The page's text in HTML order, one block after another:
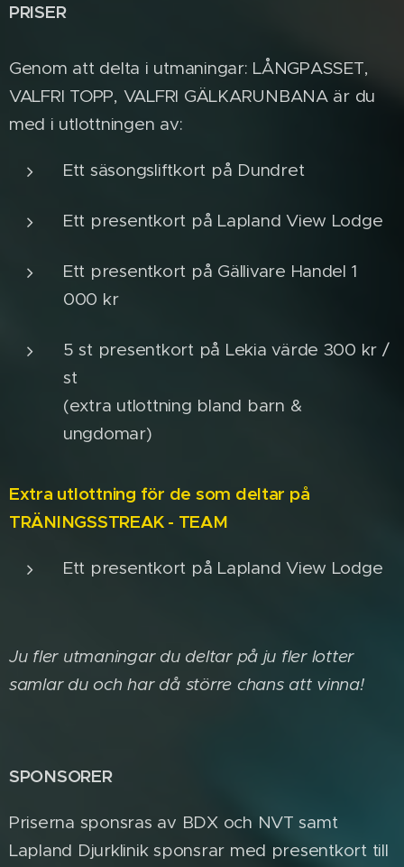
PRISER
Genom att delta i utmaningar: LÅNGPASSET,
VALFRI TOPP, VALFRI GÄLKARUNBANA är du
med i utlottningen av:
Ett säsongsliftkort på Dundret
Ett presentkort på Lapland View Lodge
Ett presentkort på Gällivare Handel 1
000 kr
5 st presentkort på Lekia värde 300 kr /
st
(extra utlottning bland barn &
ungdomar)
Extra utlottning för de som deltar på
TRÄNINGSSTREAK - TEAM
Ett presentkort på Lapland View Lodge
Ju fler utmaningar du deltar på ju fler lotter
samlar du och har då större chans att vinna!
SPONSORER
Priserna sponsras av BDX och NVT samt
Lapland Djurklinik sponsrar med presentkort till